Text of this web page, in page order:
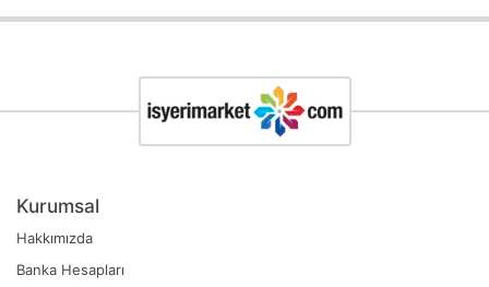
Kurumsal
Hakkımızda
Banka Hesapları